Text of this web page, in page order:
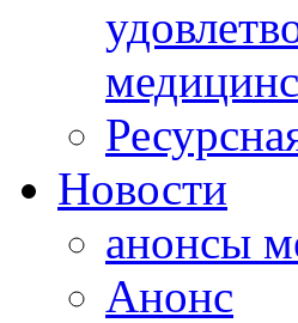
Новости
анонсы
Анонс